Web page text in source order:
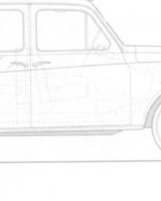
pour la publication
petite correction c'est un
c'est sur la plaque
qu'il sera d?clin? en
cette configuration
ne propose ?a sur la